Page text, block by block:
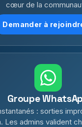
cœur de la
Demander à
Groupe
: sorties
Les admins valident